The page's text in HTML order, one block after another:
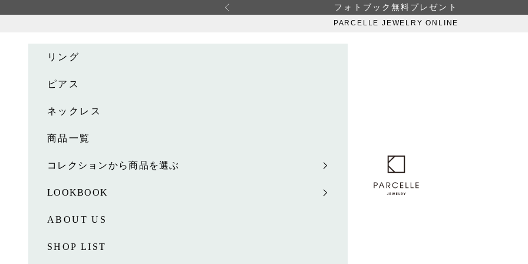
前へ フォトブック無料プレゼント
PARCELLE JEWELRY ONLINE
PARCELLE JEWELRY
リング
ピアス
ネックレス
商品一覧
コレクションから商品を選ぶ
LOOKBOOK
ABOUT US
SHOP LIST